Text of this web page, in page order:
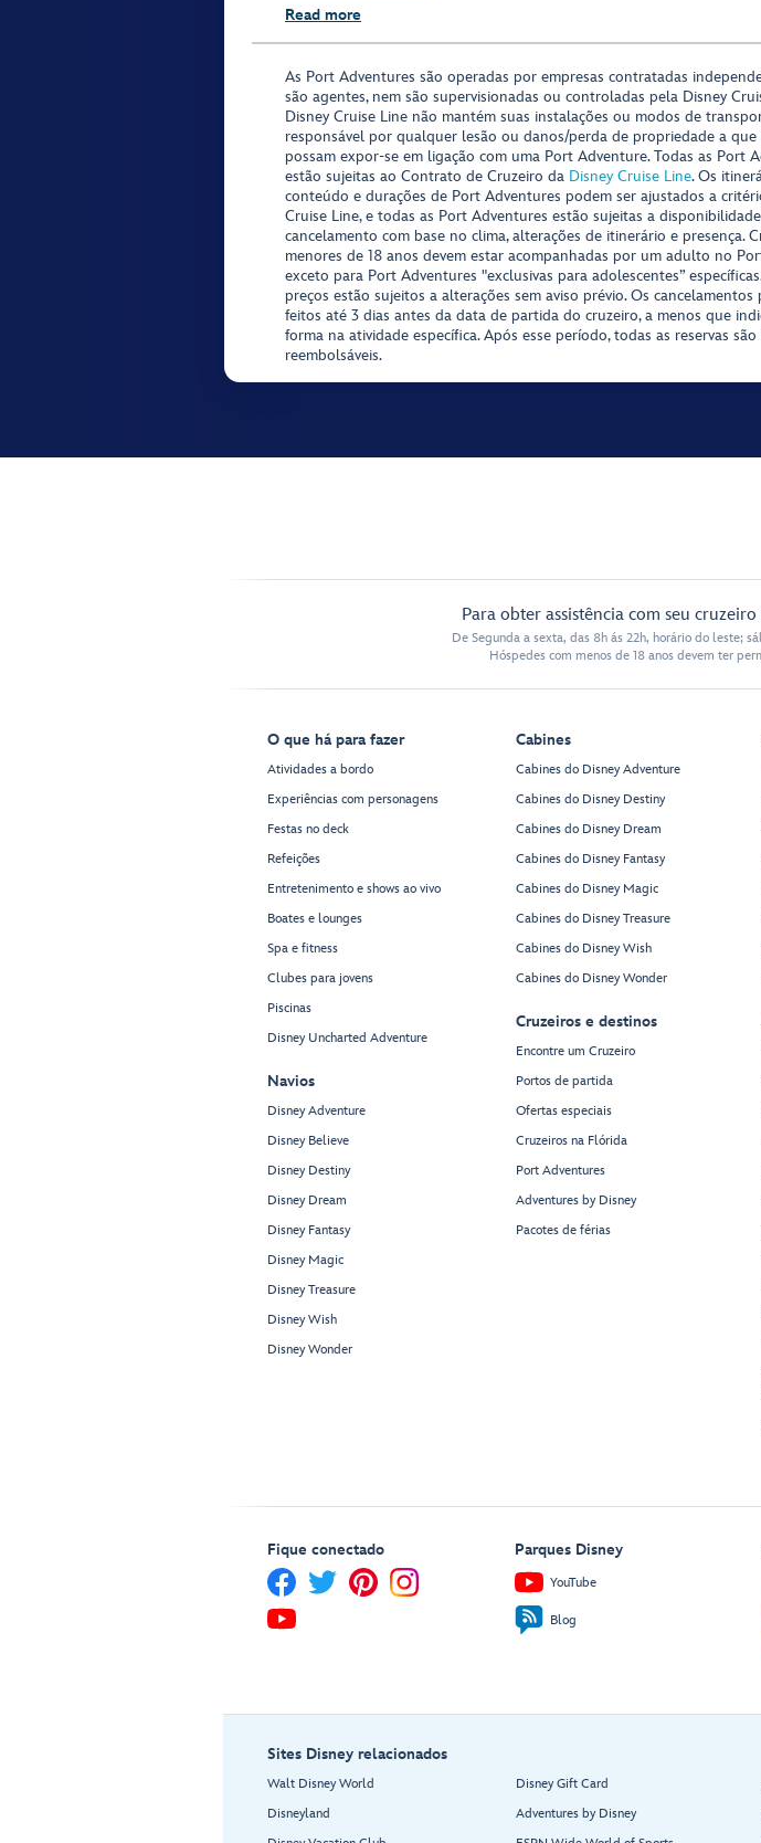
Read more
As Port Adventures são operadas por empresas contratadas
são agentes, nem são supervisionadas ou controladas pela Disney
Disney Cruise Line não mantém suas instalações ou modos de
responsável por qualquer lesão ou danos/perda de propriedade a que
possam expor-se em ligação com uma Port Adventure. Todas as Port
estão sujeitas ao Contrato de Cruzeiro da Disney Cruise Line. Os
conteúdo e durações de Port Adventures podem ser ajustados a
Cruise Line, e todas as Port Adventures estão sujeitas a
cancelamento com base no clima, alterações de itinerário e presença.
menores de 18 anos devem estar acompanhadas por um adulto no
exceto para Port Adventures "exclusivas para adolescentes”
preços estão sujeitos a alterações sem aviso prévio. Os cancelamentos
feitos até 3 dias antes da data de partida do cruzeiro, a menos que
forma na atividade específica. Após esse período, todas as reservas
reembolsáveis.
Para obter assistência com seu
De Segunda a sexta, das 8h ás 22h, horário do leste;
Hóspedes com menos de 18 anos devem ter
O que há para fazer
Atividades a bordo
Experiências com personagens
Festas no deck
Refeições
Entretenimento e shows ao vivo
Boates e lounges
Spa e fitness
Clubes para jovens
Piscinas
Disney Uncharted Adventure
Navios
Disney Adventure
Disney Believe
Disney Destiny
Disney Dream
Disney Fantasy
Disney Magic
Disney Treasure
Disney Wish
Disney Wonder
Cabines
Cabines do Disney Adventure
Cabines do Disney Destiny
Cabines do Disney Dream
Cabines do Disney Fantasy
Cabines do Disney Magic
Cabines do Disney Treasure
Cabines do Disney Wish
Cabines do Disney Wonder
Cruzeiros e destinos
Encontre um Cruzeiro
Portos de partida
Ofertas especiais
Cruzeiros na Flórida
Port Adventures
Adventures by Disney
Pacotes de férias
Fique conectado Parques Disney
YouTube
Blog
Sites Disney relacionados
Walt Disney World
Disneyland
Disney Gift Card
Adventures by Disney